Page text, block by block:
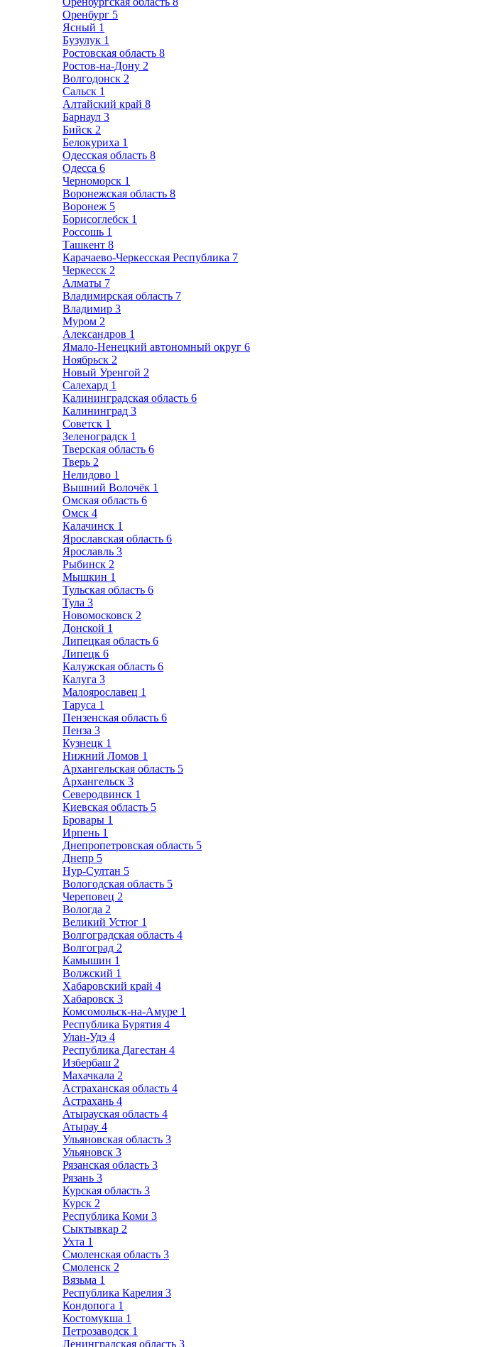
Оренбург 5
Ясный 1
Бузулук 1
Ростовская область 8
Ростов-на-Дону 2
Волгодонск 2
Сальск 1
Алтайский край 8
Барнаул 3
Бийск 2
Белокуриха 1
Одесская область 8
Одесса 6
Черноморск 1
Воронежская область 8
Воронеж 5
Борисоглебск 1
Россошь 1
Ташкент 8
Карачаево-Черкесская Республика 7
Черкесск 2
Алматы 7
Владимирская область 7
Владимир 3
Муром 2
Александров 1
Ямало-Ненецкий автономный округ 6
Ноябрьск 2
Новый Уренгой 2
Салехард 1
Калининградская область 6
Калининград 3
Советск 1
Зеленоградск 1
Тверская область 6
Тверь 2
Нелидово 1
Вышний Волочёк 1
Омская область 6
Омск 4
Калачинск 1
Ярославская область 6
Ярославль 3
Рыбинск 2
Мышкин 1
Тульская область 6
Тула 3
Новомосковск 2
Донской 1
Липецкая область 6
Липецк 6
Калужская область 6
Калуга 3
Малоярославец 1
Таруса 1
Пензенская область 6
Пенза 3
Кузнецк 1
Нижний Ломов 1
Архангельская область 5
Архангельск 3
Северодвинск 1
Киевская область 5
Бровары 1
Ирпень 1
Днепропетровская область 5
Днепр 5
Нур-Султан 5
Вологодская область 5
Череповец 2
Вологда 2
Великий Устюг 1
Волгоградская область 4
Волгоград 2
Камышин 1
Волжский 1
Хабаровский край 4
Хабаровск 3
Комсомольск-на-Амуре 1
Республика Бурятия 4
Улан-Удэ 4
Республика Дагестан 4
Избербаш 2
Махачкала 2
Астраханская область 4
Астрахань 4
Атырауская область 4
Атырау 4
Ульяновская область 3
Ульяновск 3
Рязанская область 3
Рязань 3
Курская область 3
Курск 2
Республика Коми 3
Сыктывкар 2
Ухта 1
Смоленская область 3
Смоленск 2
Вязьма 1
Республика Карелия 3
Кондопога 1
Костомукша 1
Петрозаводск 1
Ленинградская область 3